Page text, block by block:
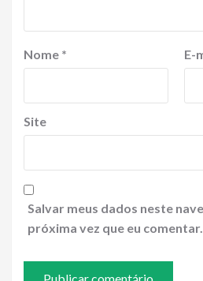
Nome * E-
Site
Salvar meus dados neste
próxima vez que eu comentar.